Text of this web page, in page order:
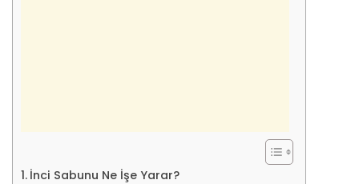
İnci Sabunu Ne İşe Yarar?